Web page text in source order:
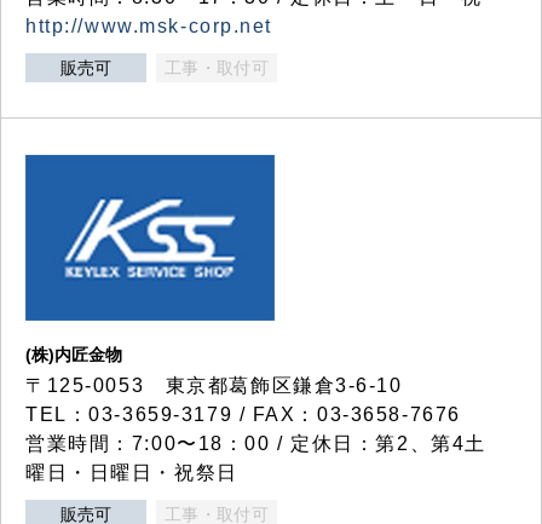
http://www.msk-corp.net
販売可 工事・取付可
(株)内匠金物
〒125-0053 東京都葛飾区鎌倉3-6-10
TEL：03-3659-3179 / FAX：03-3658-7676
営業時間：7:00〜18：00 / 定休日：第2、第4土
曜日・日曜日・祝祭日
販売可 工事・取付可